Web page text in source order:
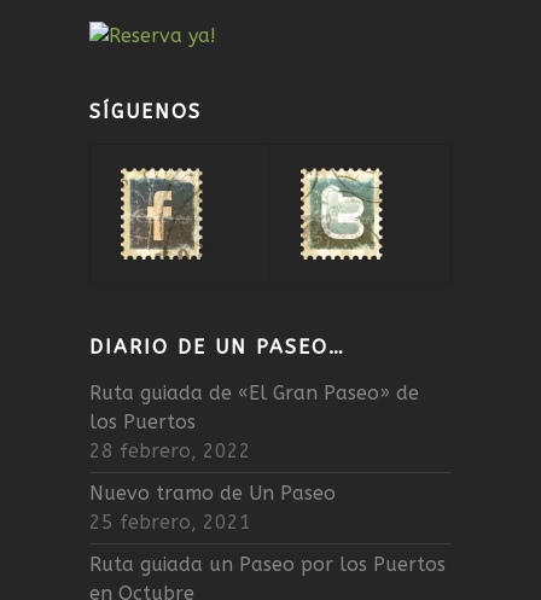
SÍGUENOS
DIARIO DE UN PASEO…
Ruta guiada de «El Gran Paseo» de
los Puertos
28 febrero, 2022
Nuevo tramo de Un Paseo
25 febrero, 2021
Ruta guiada un Paseo por los Puertos
en Octubre